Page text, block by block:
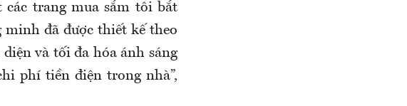
các trang mua sắm tôi bắt
minh đã được thiết kế theo
diện và tối đa hóa ánh sáng
phí tiền điện trong nhà”,